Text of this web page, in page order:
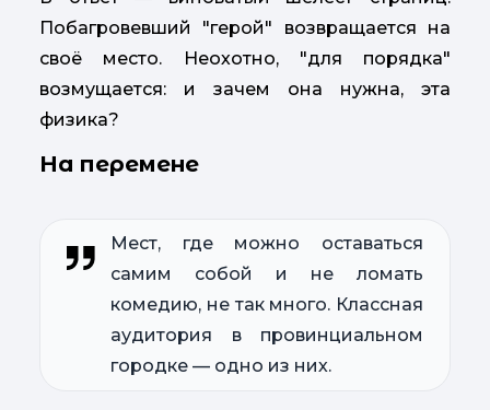
Побагровевший "герой" возвращается на
своё место. Неохотно, "для порядка"
возмущается: и зачем она нужна, эта
физика?
На перемене
Мест, где можно оставаться
самим собой и не ломать
комедию, не так много. Классная
аудитория в провинциальном
городке — одно из них.